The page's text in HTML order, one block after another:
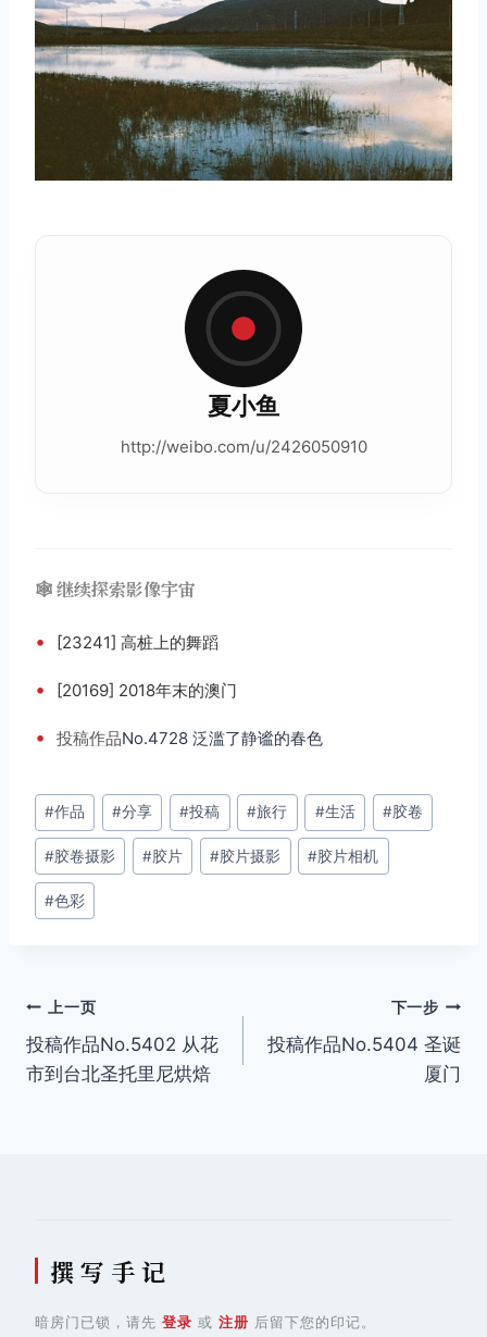
夏小鱼
http://weibo.com/u/2426050910
🕸️ 继续探索影像宇宙
• [23241] 高桩上的舞蹈
• [20169] 2018年末的澳门
• 投稿作品No.4728 泛滥了静谧的春色
文
章
标
签：
#作品 #分享 #投稿 #旅行 #生活 #胶卷
#胶卷摄影 #胶片 #胶片摄影 #胶片相机
#色彩
文
章
上一页
投稿作品No.5402 从花
市到台北圣托里尼烘焙
下一步
投稿作品No.5404 圣诞
厦门
撰 写 手 记
暗房门已锁，请先 登录 或 注册 后留下您的印记。